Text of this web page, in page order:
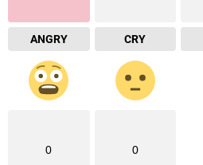
ANGRY CRY
0 0